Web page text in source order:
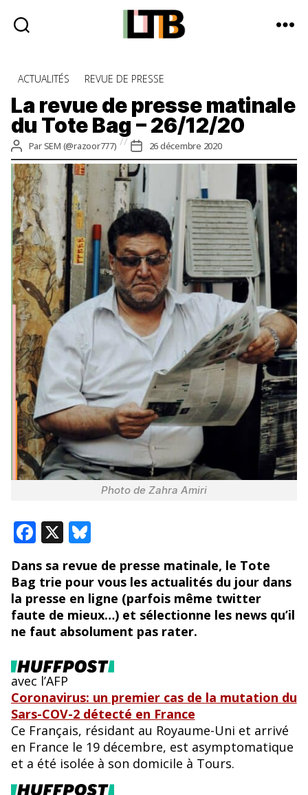
Bag
-
Média
d'information
quotidienne
Catégories
ACTUALITÉS REVUE DE PRESSE
La revue de presse matinale
du Tote Bag – 26/12/20
Auteur
de
l’article
ParSEM (@razoor777)
Date
de
l’article
26 décembre 2020
Photo de Zahra Amiri
F
e
b
o
o
k
X Bl
e
sk
y
Dans sa revue de presse matinale, le Tote
Bag trie pour vous les actualités du jour dans
la presse en ligne (parfois même twitter
faute de mieux…) et sélectionne les news qu’il
ne faut absolument pas rater.
avec l’AFP
Coronavirus: un premier cas de la mutation du
Sars-COV-2 détecté en France
Ce Français, résidant au Royaume-Uni et arrivé
en France le 19 décembre, est asymptomatique
et a été isolée à son domicile à Tours.